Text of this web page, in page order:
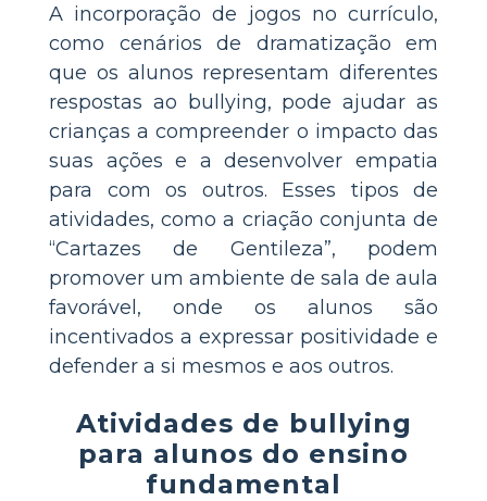
A incorporação de jogos no currículo,
como cenários de dramatização em
que os alunos representam diferentes
respostas ao bullying, pode ajudar as
crianças a compreender o impacto das
suas ações e a desenvolver empatia
para com os outros. Esses tipos de
atividades, como a criação conjunta de
“Cartazes de Gentileza”, podem
promover um ambiente de sala de aula
favorável, onde os alunos são
incentivados a expressar positividade e
defender a si mesmos e aos outros.
Atividades de bullying
para alunos do ensino
fundamental